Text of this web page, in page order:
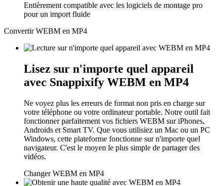
Entièrement compatible avec les logiciels de montage pro
pour un import fluide
Convertir WEBM en MP4
Lisez sur n'importe quel appareil
avec Snappixify WEBM en MP4
Ne voyez plus les erreurs de format non pris en charge sur
votre téléphone ou votre ordinateur portable. Notre outil fait
fonctionner parfaitement vos fichiers WEBM sur iPhones,
Androids et Smart TV. Que vous utilisiez un Mac ou un PC
Windows, cette plateforme fonctionne sur n'importe quel
navigateur. C'est le moyen le plus simple de partager des
vidéos.
Changer WEBM en MP4